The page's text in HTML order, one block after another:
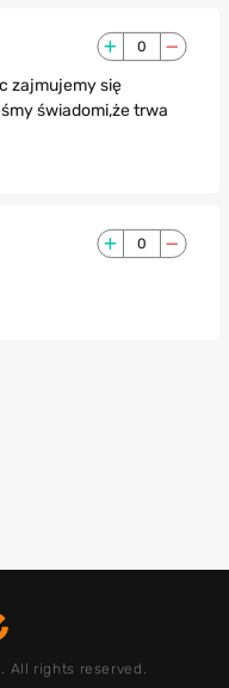
0
zajmujemy się
świadomi,że trwa
0
All rights reserved.